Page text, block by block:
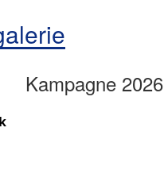
Kampagne 2026